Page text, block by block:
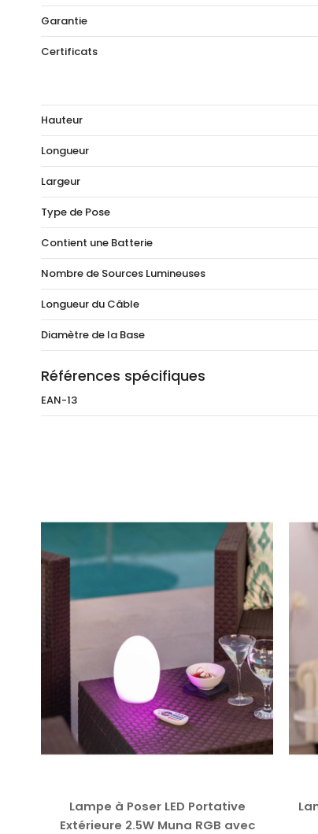
Garantie
Certificats
Hauteur
Longueur
Largeur
Type de Pose
Contient une Batterie
Nombre de Sources Lumineuses
Longueur du Câble
Diamètre de la Base
Références spécifiques
EAN-13
Lampe à Poser LED Portative
Extérieure 2.5W Muna RGB avec